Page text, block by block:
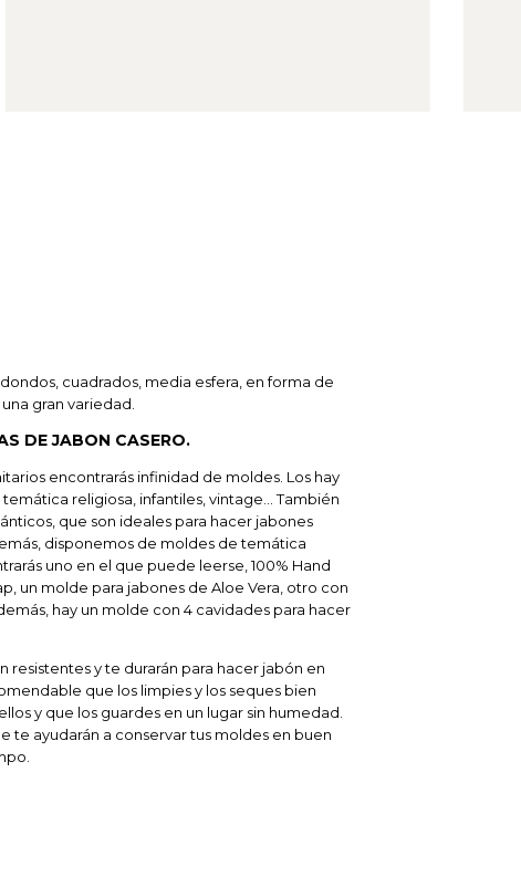
cuadrados, media esfera, en forma de
gran variedad.
DE JABON CASERO.
encontrarás infinidad de moldes. Los hay
religiosa, infantiles, vintage… También
que son ideales para hacer jabones
disponemos de moldes de temática
uno en el que puede leerse, 100% Hand
un molde para jabones de Aloe Vera, otro con
hay un molde con 4 cavidades para hacer
resistentes y te durarán para hacer jabón en
que los limpies y los seques bien
y que los guardes en un lugar sin humedad.
te ayudarán a conservar tus moldes en buen